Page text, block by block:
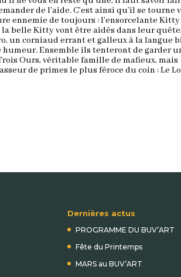
de l’aide. C’est ainsi qu’il se tourne
ennemie de toujours : l’ensorcelante Kitty
la belle Kitty vont être aidés dans leur
un corniaud errant et galleux à la langue
Ensemble ils tenteront de garder
Ours, véritable famille de mafieux, mais
de primes le plus féroce du coin : Le
Dernières actus
PROGRAMME DU BUV’ART
Fête du Printemps
MARS au BUV’ART